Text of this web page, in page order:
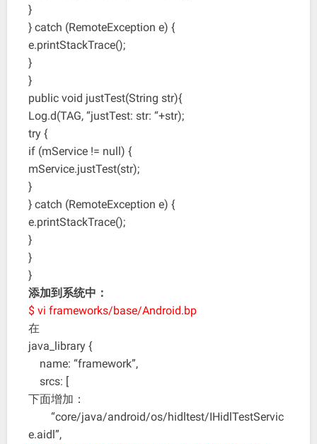
}
} catch (RemoteException e) {
e.printStackTrace();
}
}
public void justTest(String str){
Log.d(TAG, “justTest: str: “+str);
try {
if (mService != null) {
mService.justTest(str);
}
} catch (RemoteException e) {
e.printStackTrace();
}
}
}
添加到系统中：
$ vi frameworks/base/Android.bp
在
java_library {
name: “framework”,
srcs: [
下面增加：
“core/java/android/os/hidltest/IHidlTestServic
e.aidl”,